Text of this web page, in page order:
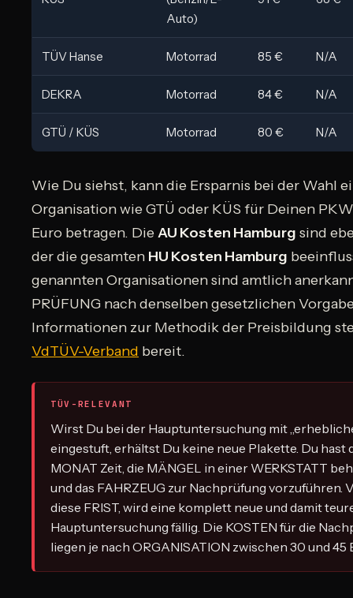
Auto)
TÜV Hanse Motorrad 85 € N/A
DEKRA Motorrad 84 € N/A
GTÜ / KÜS Motorrad 80 € N/A
Wie Du siehst, kann die Ersparnis bei der Wahl
Organisation wie GTÜ oder KÜS für Deinen
Euro betragen. DieAU Kosten Hamburg sind
der die gesamten HU Kosten Hamburg
genannten Organisationen sind amtlich
PRÜFUNG nach denselben gesetzlichen
Informationen zur Methodik der Preisbildung
VdTÜV-Verband bereit.
TÜV-RELEVANT
Wirst Du bei der Hauptuntersuchung mit
eingestuft, erhältst Du keine neue Plakette. Du hast
MONAT Zeit, die MÄNGEL in einer WERKSTATT
und das FAHRZEUG zur Nachprüfung vorzuführen.
diese FRIST, wird eine komplett neue und damit
Hauptuntersuchung fällig. Die KOSTEN für die
liegen je nach ORGANISATION zwischen 30 und 45